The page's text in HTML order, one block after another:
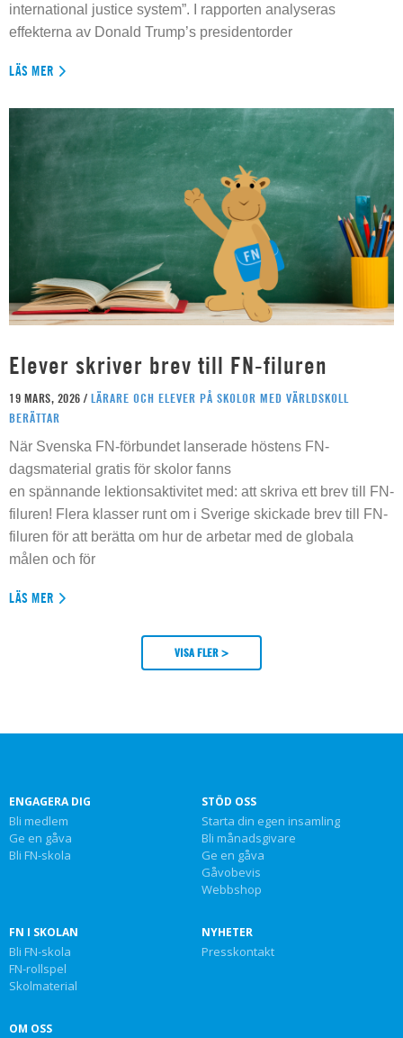
international justice system”. I rapporten analyseras
effekterna av Donald Trump’s presidentorder
LÄS MER
Elever skriver brev till FN-filuren
19 MARS, 2026 / LÄRARE OCH ELEVER PÅ SKOLOR MED VÄRLDSKOLL
BERÄTTAR
När Svenska FN-förbundet lanserade höstens FN-
dagsmaterial gratis för skolor fanns
en spännande lektionsaktivitet med: att skriva ett brev till FN-
filuren! Flera klasser runt om i Sverige skickade brev till FN-
filuren för att berätta om hur de arbetar med de globala
målen och för
LÄS MER
VISA FLER >
ENGAGERA DIG
Bli medlem
Ge en gåva
Bli FN-skola
STÖD OSS
Starta din egen insamling
Bli månadsgivare
Ge en gåva
Gåvobevis
Webbshop
FN I SKOLAN
Bli FN-skola
FN-rollspel
Skolmaterial
NYHETER
Presskontakt
OM OSS